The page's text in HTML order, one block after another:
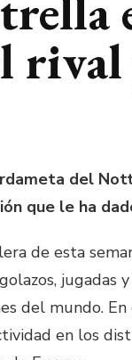
del
que le ha
de esta
jugadas
del mundo.
en los